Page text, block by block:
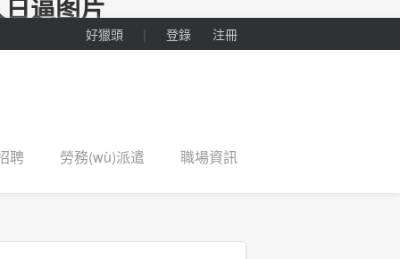
逼图片
好獵頭 | 登錄 注冊
聘 勞務(wù)派遣 職場資訊